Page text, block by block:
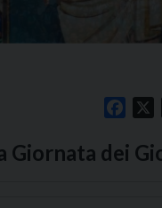
Giornata dei